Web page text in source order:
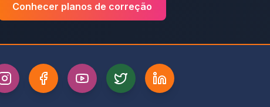
Conhecer planos de correção